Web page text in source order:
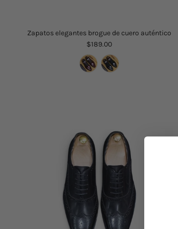
Zapatos elegantes brogue de cuero auténtico
$189.00